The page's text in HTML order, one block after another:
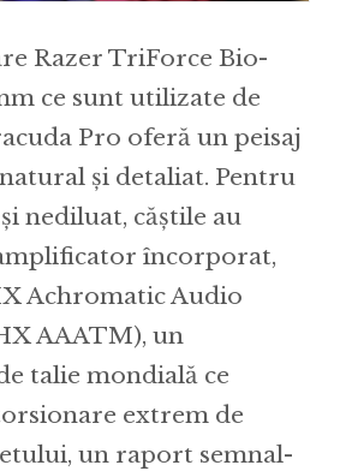
Razer TriForce Bio-
ce sunt utilizate de
Pro oferă un peisaj
și detaliat. Pentru
nediluat, căștile au
încorporat,
Achromatic Audio
AAATM), un
talie mondială ce
extrem de
un raport semnal-